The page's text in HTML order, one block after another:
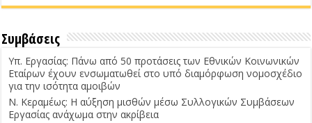
Συμβάσεις
Υπ. Εργασίας: Πάνω από 50 προτάσεις των Εθνικών Κοινωνικών
Εταίρων έχουν ενσωματωθεί στο υπό διαμόρφωση νομοσχέδιο
για την ισότητα αμοιβών
Ν. Κεραμέως: Η αύξηση μισθών μέσω Συλλογικών Συμβάσεων
Εργασίας ανάχωμα στην ακρίβεια